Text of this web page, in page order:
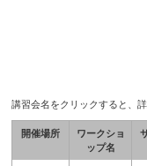
講習会名をクリックすると、
開催場所
ワークショ
ップ名